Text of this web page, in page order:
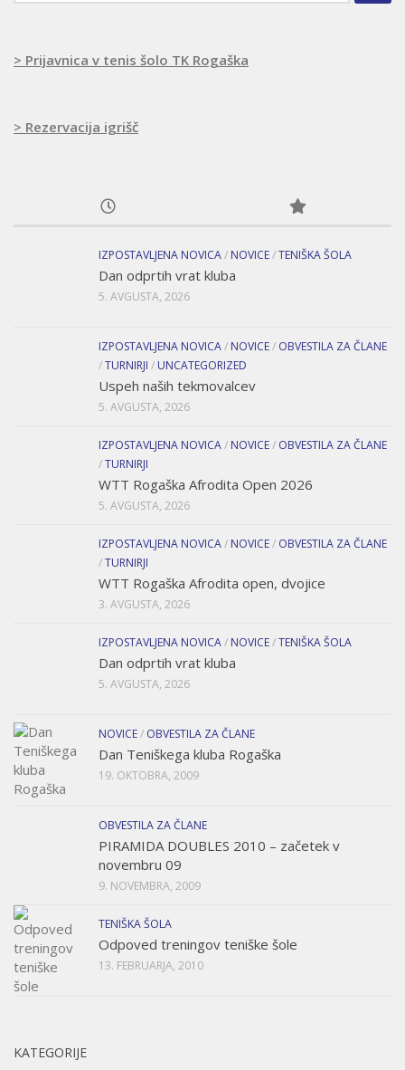
> Prijavnica v tenis šolo TK Rogaška
> Rezervacija igrišč
IZPOSTAVLJENA NOVICA/ NOVICE/TENIŠKA ŠOLA
Dan odprtih vrat kluba
5. AVGUSTA, 2026
IZPOSTAVLJENA NOVICA/ NOVICE/ OBVESTILA ZA ČLANE
/TURNIRJI / UNCATEGORIZED
Uspeh naših tekmovalcev
5. AVGUSTA, 2026
IZPOSTAVLJENA NOVICA/ NOVICE/ OBVESTILA ZA ČLANE
/TURNIRJI
WTT Rogaška Afrodita Open 2026
5. AVGUSTA, 2026
IZPOSTAVLJENA NOVICA/ NOVICE/ OBVESTILA ZA ČLANE
/TURNIRJI
WTT Rogaška Afrodita open, dvojice
3. AVGUSTA, 2026
IZPOSTAVLJENA NOVICA/ NOVICE/TENIŠKA ŠOLA
Dan odprtih vrat kluba
5. AVGUSTA, 2026
NOVICE/ OBVESTILA ZA ČLANE
Dan Teniškega kluba Rogaška
19. OKTOBRA, 2009
OBVESTILA ZA ČLANE
PIRAMIDA DOUBLES 2010 – začetek v
novembru 09
9. NOVEMBRA, 2009
TENIŠKA ŠOLA
Odpoved treningov teniške šole
13. FEBRUARJA, 2010
KATEGORIJE